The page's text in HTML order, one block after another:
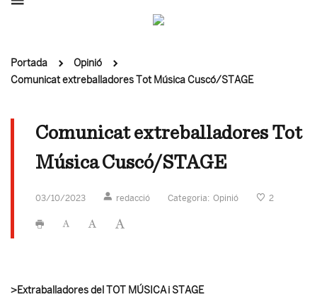
Portada
Opinió
Comunicat extreballadores Tot Música Cuscó/STAGE
Comunicat extreballadores Tot
Música Cuscó/STAGE
03/10/2023 redacció Categoria: Opinió 2
>Extraballadores del TOT MÚSICAi STAGE